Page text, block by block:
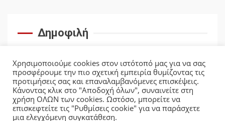
Δημοφιλή
Χρησιμοποιούμε cookies στον ιστότοπό μας για να σας
προσφέρουμε την πιο σχετική εμπειρία θυμίζοντας τις
προτιμήσεις σας και επαναλαμβανόμενες επισκέψεις.
Κάνοντας κλικ στο "Αποδοχή όλων", συναινείτε στη
χρήση ΟΛΩΝ των cookies. Ωστόσο, μπορείτε να
επισκεφτείτε τις "Ρυθμίσεις cookie" για να παράσχετε
μια ελεγχόμενη συγκατάθεση.